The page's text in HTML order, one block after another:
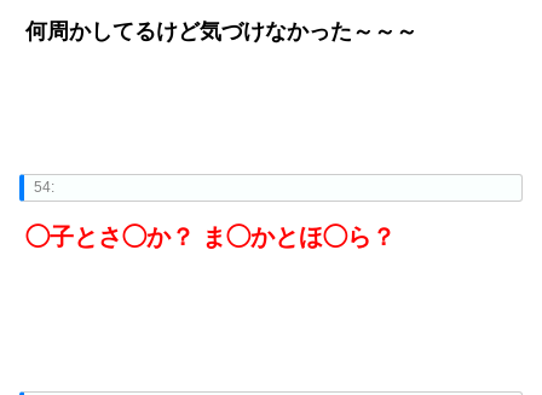
何周かしてるけど気づけなかった～～～
54:
◯子とさ◯か？ ま◯かとほ◯ら？